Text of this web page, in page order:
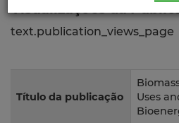
text.publication_views_page
Título da publicação
Uses